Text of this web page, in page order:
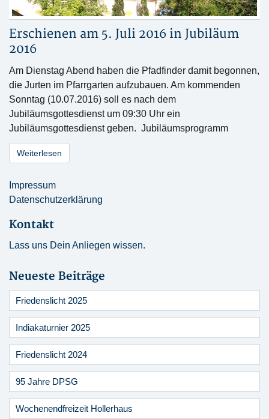
Erschienen am 5. Juli 2016 in Jubiläum
2016
Am Dienstag Abend haben die Pfadfinder damit begonnen,
die Jurten im Pfarrgarten aufzubauen. Am kommenden
Sonntag (10.07.2016) soll es nach dem
Jubiläumsgottesdienst um 09:30 Uhr ein
Jubiläumsgottesdienst geben. Jubiläumsprogramm
Weiterlesen
Impressum
Datenschutzerklärung
Kontakt
Lass uns Dein Anliegen wissen.
Neueste Beiträge
Friedenslicht 2025
Indiakaturnier 2025
Friedenslicht 2024
95 Jahre DPSG
Wochenendfreizeit Hollerhaus